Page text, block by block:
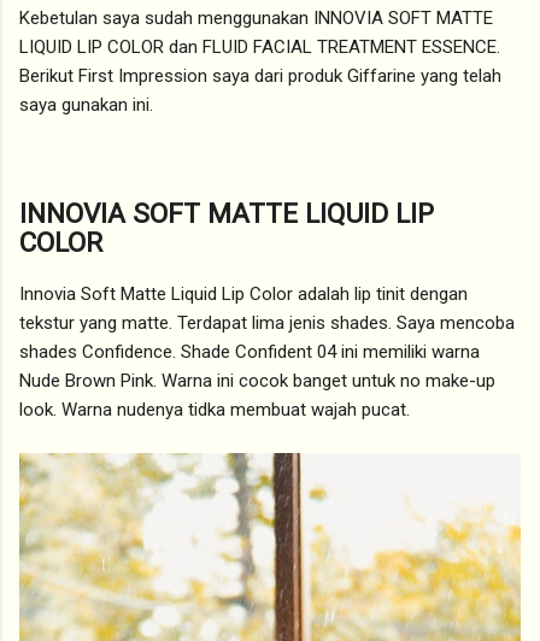
Kebetulan saya sudah menggunakan INNOVIA SOFT MATTE
LIQUID LIP COLOR dan FLUID FACIAL TREATMENT ESSENCE.
Berikut First Impression saya dari produk Giffarine yang telah
saya gunakan ini.
INNOVIA SOFT MATTE LIQUID LIP
COLOR
Innovia Soft Matte Liquid Lip Color adalah lip tinit dengan
tekstur yang matte. Terdapat lima jenis shades. Saya mencoba
shades Confidence. Shade Confident 04 ini memiliki warna
Nude Brown Pink. Warna ini cocok banget untuk no make-up
look. Warna nudenya tidka membuat wajah pucat.